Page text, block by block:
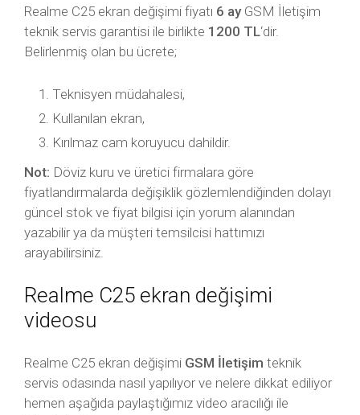
Realme C25 ekran değişimi fiyatı 6 ayGSM İletişim
teknik servis garantisi ile birlikte 1200 TL‘dir.
Belirlenmiş olan bu ücrete;
Teknisyen müdahalesi,
Kullanılan ekran,
Kırılmaz cam koruyucu dahildir.
Not: Döviz kuru ve üretici firmalara göre
fiyatlandırmalarda değişiklik gözlemlendiğinden dolayı
güncel stok ve fiyat bilgisi için yorum alanından
yazabilir ya da müşteri temsilcisi hattımızı
arayabilirsiniz.
Realme C25 ekran değişimi
videosu
Realme C25 ekran değişimi GSM İletişim teknik
servis odasında nasıl yapılıyor ve nelere dikkat ediliyor
hemen aşağıda paylaştığımız video aracılığı ile